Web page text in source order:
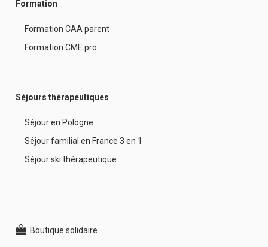
Formation
Formation CAA parent
Formation CME pro
Séjours thérapeutiques
Séjour en Pologne
Séjour familial en France 3 en 1
Séjour ski thérapeutique
Boutique solidaire